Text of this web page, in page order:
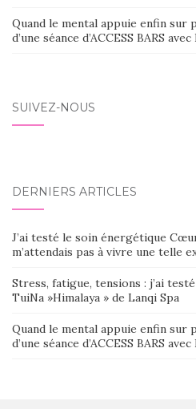
Quand le mental appuie enfin sur
d’une séance d’ACCESS BARS
SUIVEZ-NOUS
DERNIERS ARTICLES
J’ai testé le soin énergétique
m’attendais pas à vivre une telle
Stress, fatigue, tensions : j’ai
TuiNa »Himalaya » de Lanqi Spa
Quand le mental appuie enfin sur
d’une séance d’ACCESS BARS